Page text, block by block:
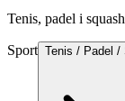
Tenis, padel i
Sport Tenis / Padel /